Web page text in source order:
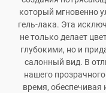
который мгновенно
гель-лака. Эта
не только делает
глубокими, но и
салонный вид. В
нашего
время, обеспечивая